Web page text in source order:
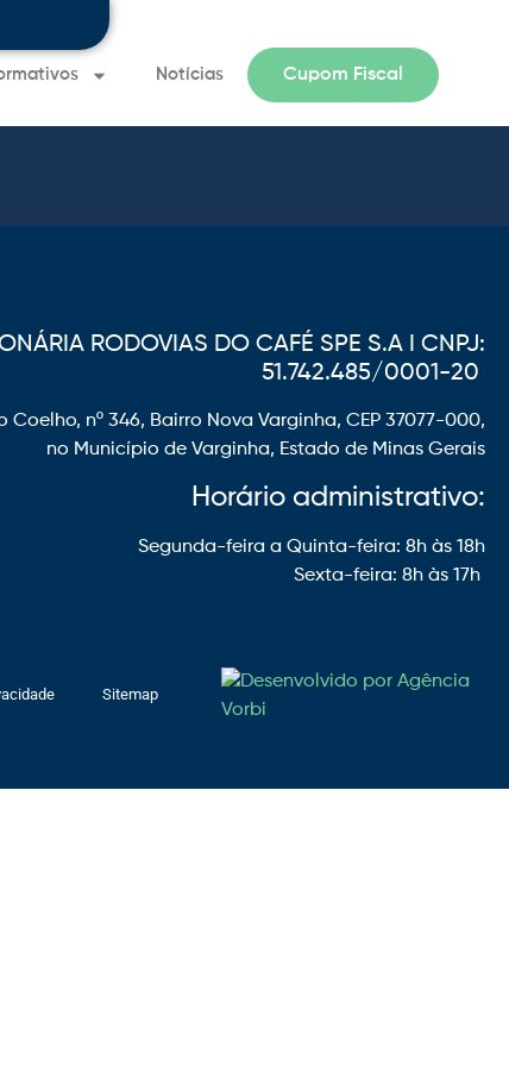
Notícias Cupom Fiscal
RODOVIAS DO CAFÉ SPE S.A I CNPJ:
51.742.485/0001-20
nº 346, Bairro Nova Varginha, CEP 37077-000,
no Município de Varginha, Estado de Minas Gerais
Horário administrativo:
Segunda-feira a Quinta-feira: 8h às 18h
Sexta-feira: 8h às 17h
Sitemap